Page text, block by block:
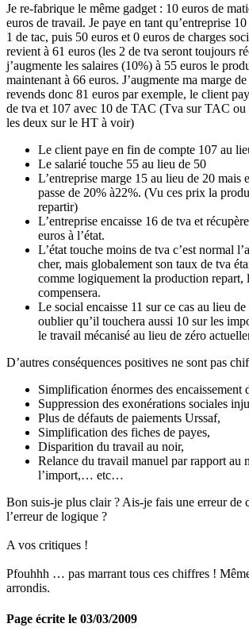
Je re-fabrique le même gadget : 10 euros de
euros de travail. Je paye en tant qu’entreprise
1 de tac, puis 50 euros et 0 euros de charges
revient à 61 euros (les 2 de tva seront toujours
j’augmente les salaires (10%) à 55 euros le
maintenant à 66 euros. J’augmente ma marge
revends donc 81 euros par exemple, le client
de tva et 107 avec 10 de TAC (Tva sur TAC
les deux sur le HT à voir)
Le client paye en fin de compte 107 au
Le salarié touche 55 au lieu de 50
L’entreprise marge 15 au lieu de 20 mais
passe de 20% à22%. (Vu ces prix la
repartir)
L’entreprise encaisse 16 de tva et
euros à l’état.
L’état touche moins de tva c’est normal
cher, mais globalement son taux de tva
comme logiquement la production repart,
compensera.
Le social encaisse 11 sur ce cas au lieu
oublier qu’il touchera aussi 10 sur les
le travail mécanisé au lieu de zéro
D’autres conséquences positives ne sont pas
Simplification énormes des encaissement
Suppression des exonérations sociales
Plus de défauts de paiements Urssaf,
Simplification des fiches de payes,
Disparition du travail au noir,
Relance du travail manuel par rapport au
l’import,… etc…
Bon suis-je plus clair ? Ais-je fais une erreur de
l’erreur de logique ?
A vos critiques !
Pfouhhh … pas marrant tous ces chiffres !
arrondis.
Page écrite le 03/03/2009